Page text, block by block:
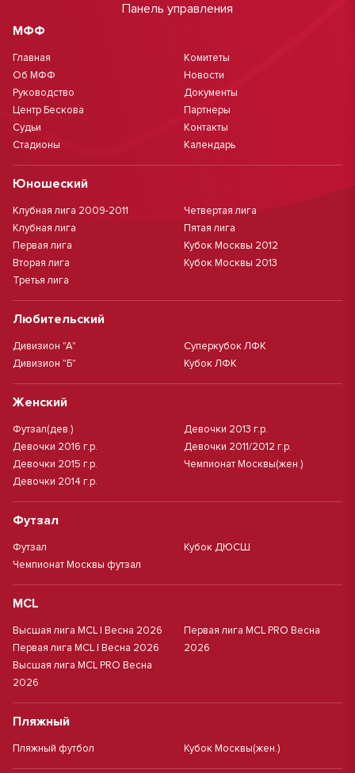
Панель управления
МФФ
Главная
Об МФФ
Руководство
Центр Бескова
Судьи
Стадионы
Комитеты
Новости
Документы
Партнеры
Контакты
Календарь
Юношеский
Клубная лига 2009-2011
Клубная лига
Первая лига
Вторая лига
Третья лига
Четвертая лига
Пятая лига
Кубок Москвы 2012
Кубок Москвы 2013
Любительский
Дивизион "А"
Дивизион "Б"
Суперкубок ЛФК
Кубок ЛФК
Женский
Футзал(дев.)
Девочки 2016 г.р.
Девочки 2015 г.р.
Девочки 2014 г.р.
Девочки 2013 г.р.
Девочки 2011/2012 г.р.
Чемпионат Москвы(жен.)
Футзал
Футзал
Чемпионат Москвы футзал
Кубок ДЮСШ
MCL
Высшая лига MCL | Весна 2026
Первая лига MCL | Весна 2026
Высшая лига MCL PRO Весна
2026
Первая лига MCL PRO Весна
2026
Пляжный
Пляжный футбол Кубок Москвы(жен.)